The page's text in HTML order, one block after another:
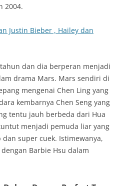
2004.
Justin Bieber , Hailey dan
dan dia berperan menjadi
drama Mars. Mars sendiri di
mengenai Chen Ling yang
kembarnya Chen Seng yang
tentu jauh berbeda dari Hua
menjadi pemuda liar yang
super cuek. Istimewanya,
Barbie Hsu dalam